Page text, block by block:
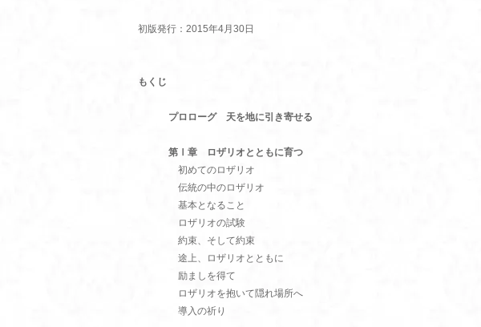
初版発行：2015年4月30日
もくじ
プロローグ 天を地に引き寄せる
第Ⅰ章 ロザリオとともに育つ
初めてのロザリオ
伝統の中のロザリオ
基本となること
ロザリオの試験
約束、そして約束
途上、ロザリオとともに
励ましを得て
ロザリオを抱いて隠れ場所へ
導入の祈り